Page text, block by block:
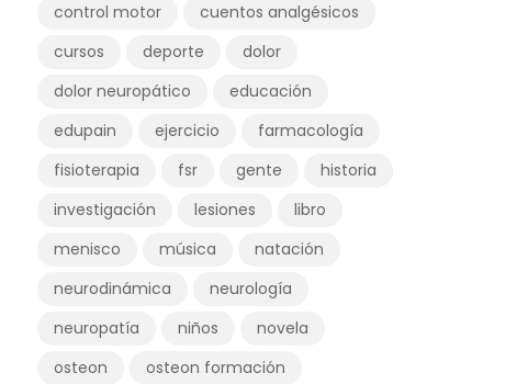
control motor
cuentos analgésicos
cursos
deporte
dolor
dolor neuropático
educación
edupain
ejercicio
farmacología
fisioterapia
fsr gente
historia
investigación
lesiones
libro
menisco
música
natación
neurodinámica
neurología
neuropatía
niños
novela
osteon
osteon formación